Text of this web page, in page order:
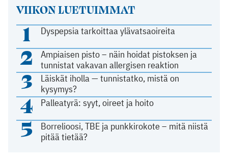
VIIKON LUETUIMMAT
1 Dyspepsia tarkoittaa ylävatsaoireita
2
Ampiaisen pisto – näin hoidat pistoksen ja
tunnistat vakavan allergisen reaktion
3
Läiskät iholla — tunnistatko, mistä on
kysymys?
4 Palleatyrä: syyt, oireet ja hoito
5
Borrelioosi, TBE ja punkkirokote – mitä niistä
pitää tietää?